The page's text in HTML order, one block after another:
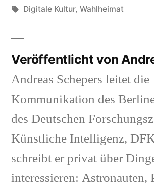
in
Schlagwörter:
Digitale Kultur, Wahlheimat
Veröffentlicht von
Andreas Schepers leitet die
Kommunikation des
des Deutschen
Künstliche Intelligenz,
schreibt er privat über
interessieren: Astronauten,